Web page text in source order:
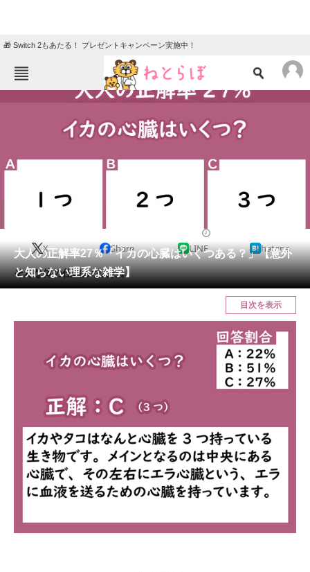
🎁 Switch 2もあたる！ プレゼントキャンペーン実施中！
ねとらぼメニュー
クイズ
グルメ
教育・育児
会員記事
メディア
スマホと通信の最新トレンド
進化するPCとデバイスの未来
好きが集まる 比べて選べる
ビジネスと働き方のヒント
AI活用のいまが分かる
大人の正解率27％「イカの心臓はいくつある？」【意外
と知らない理系な雑学】
X Share LINE hatena
そんな体の仕組みなんだ。
目次を表示